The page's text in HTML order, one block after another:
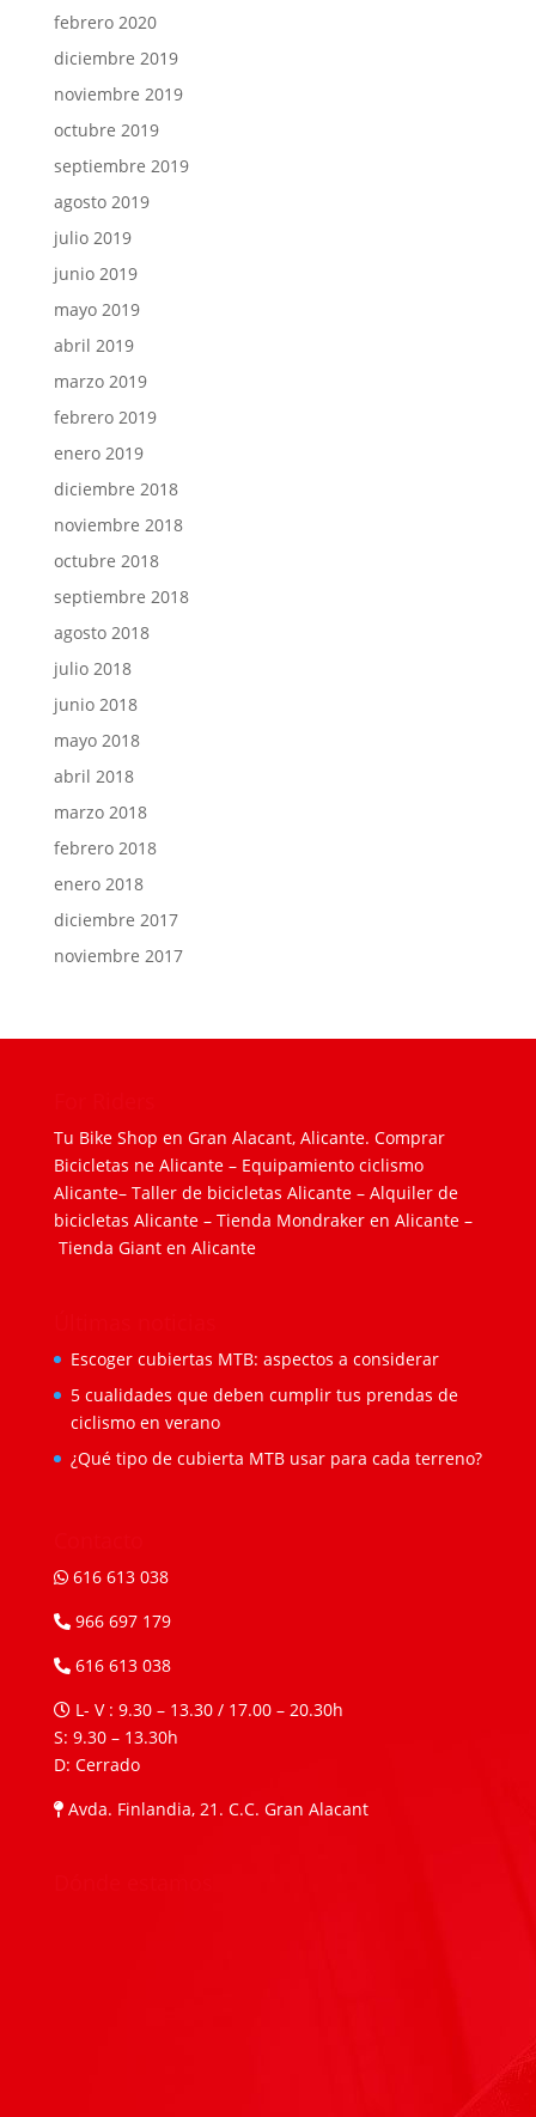
febrero 2020
diciembre 2019
noviembre 2019
octubre 2019
septiembre 2019
agosto 2019
julio 2019
junio 2019
mayo 2019
abril 2019
marzo 2019
febrero 2019
enero 2019
diciembre 2018
noviembre 2018
octubre 2018
septiembre 2018
agosto 2018
julio 2018
junio 2018
mayo 2018
abril 2018
marzo 2018
febrero 2018
enero 2018
diciembre 2017
noviembre 2017
Tu Bike Shop en Gran Alacant, Alicante. Comprar
Bicicletas ne Alicante– Equipamiento ciclismo
Alicante– Taller de bicicletas Alicante– Alquiler de
bicicletas Alicante– Tienda Mondraker en Alicante–
Tienda Giant en Alicante
Escoger cubiertas MTB: aspectos a considerar
5 cualidades que deben cumplir tus prendas de
ciclismo en verano
¿Qué tipo de cubierta MTB usar para cada terreno?
616 613 038
966 697 179
616 613 038
L- V : 9.30 – 13.30 / 17.00 – 20.30h
S: 9.30 – 13.30h
D: Cerrado
Avda. Finlandia, 21. C.C. Gran Alacant